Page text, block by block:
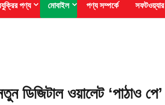
পণ্য মোবাইল পণ্য সম্পর্কে সফটওয়্যার
ডিজিটাল ওয়ালেট ‘পাঠাও পে’